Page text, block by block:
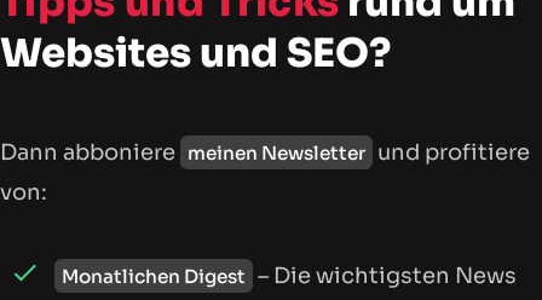
Websites und SEO?
Dann abboniere meinen Newsletter und profitiere
von:
Monatlichen Digest – Die wichtigsten News